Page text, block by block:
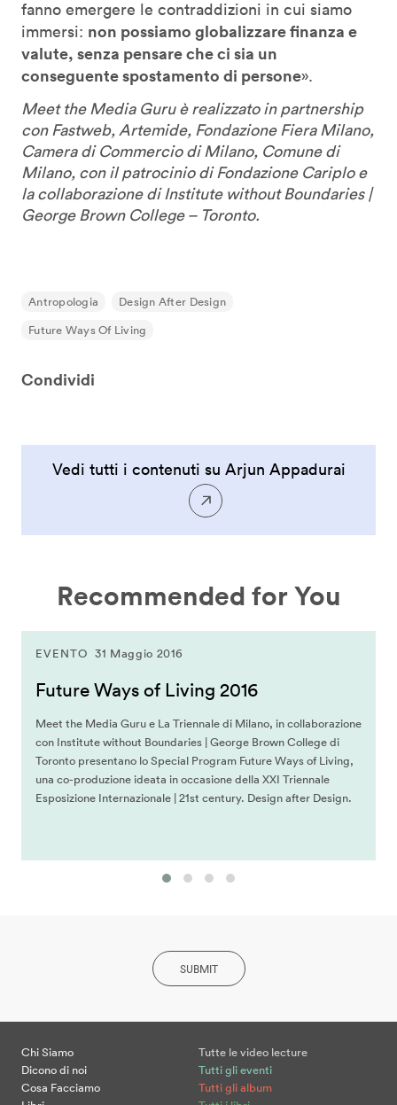
fanno emergere le contraddizioni in cui siamo
immersi: non possiamo globalizzare finanza e
valute, senza pensare che ci sia un
conseguente spostamento di persone».
Meet the Media Guru è realizzato in partnership
con Fastweb, Artemide, Fondazione Fiera Milano,
Camera di Commercio di Milano, Comune di
Milano, con il patrocinio di Fondazione Cariplo e
la collaborazione di Institute without Boundaries |
George Brown College – Toronto.
Antropologia
Design After Design
Future Ways Of Living
Condividi
Vedi tutti i contenuti su Arjun Appadurai
Recommended for You
EVENTO 31 Maggio 2016
Future Ways of Living 2016
Meet the Media Guru e La Triennale di Milano, in collaborazione
con Institute without Boundaries | George Brown College di
Toronto presentano lo Special Program Future Ways of Living,
una co-­produzione ideata in occasione della XXI Triennale
Esposizione Internazionale ­| 21st century. Design after Design.
SUBMIT
Chi Siamo
Dicono di noi
Cosa Facciamo
Tutte le video lecture
Tutti gli eventi
Tutti gli album